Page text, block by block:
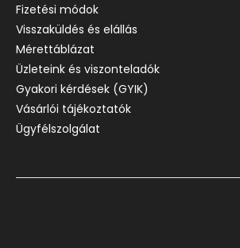
Fizetési módok
Visszaküldés és elállás
Mérettáblázat
Üzleteink és viszonteladók
Gyakori kérdések (GYIK)
Vásárlói tájékoztatók
Ügyfélszolgálat